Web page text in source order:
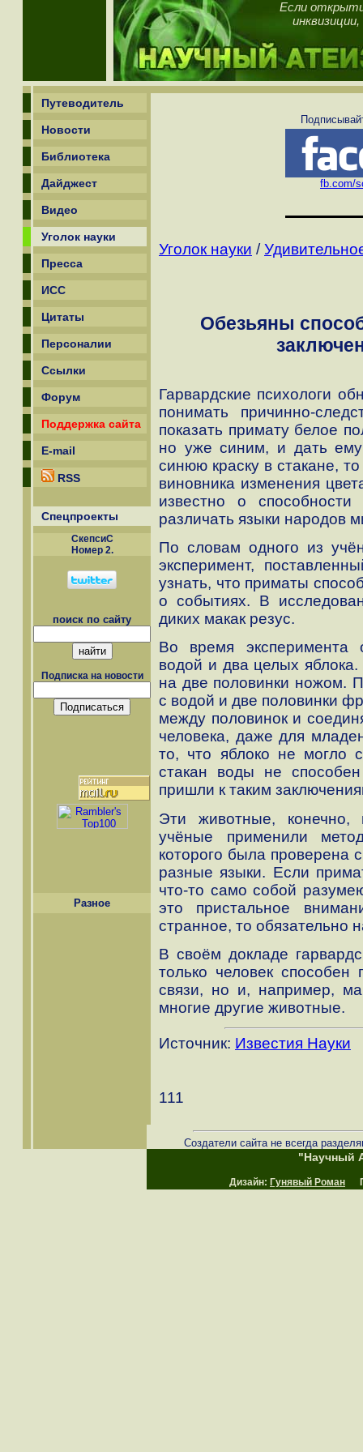
Если
Путеводитель
Новости
Библиотека
Дайджест
Видео
Уголок науки
Пресса
ИСС
Цитаты
Персоналии
Ссылки
Форум
Поддержка сайта
E-mail
RSS
Спецпроекты
СкепсиС
Номер 2.
поиск по сайту
Подписка на новости
Разное
fb.com/
Уголок науки /
Обезьяны
Гарвардские психологи
понимать причинно-
показать примату белое
но уже синим, и дать
синюю краску в стакане,
виновника изменения
известно о
различать языки народов
По словам одного из
эксперимент,
узнать, что приматы
о событиях. В
диких макак резус.
Во время эксперимента
водой и два целых
на две половинки ножом.
с водой и две половинки
между половинок и
человека, даже для
то, что яблоко не могло
стакан воды не
пришли к таким
Эти животные, конечно,
учёные применили
которого была проверена
разные языки. Если
что-то само собой
это пристальное
странное, то обязательно
В своём докладе
только человек способен
связи, но и, например,
многие другие животные.
Источник: Известия Науки
111
Создатели сайта не всегда
"Научный
Дизайн: Гунявый Роман